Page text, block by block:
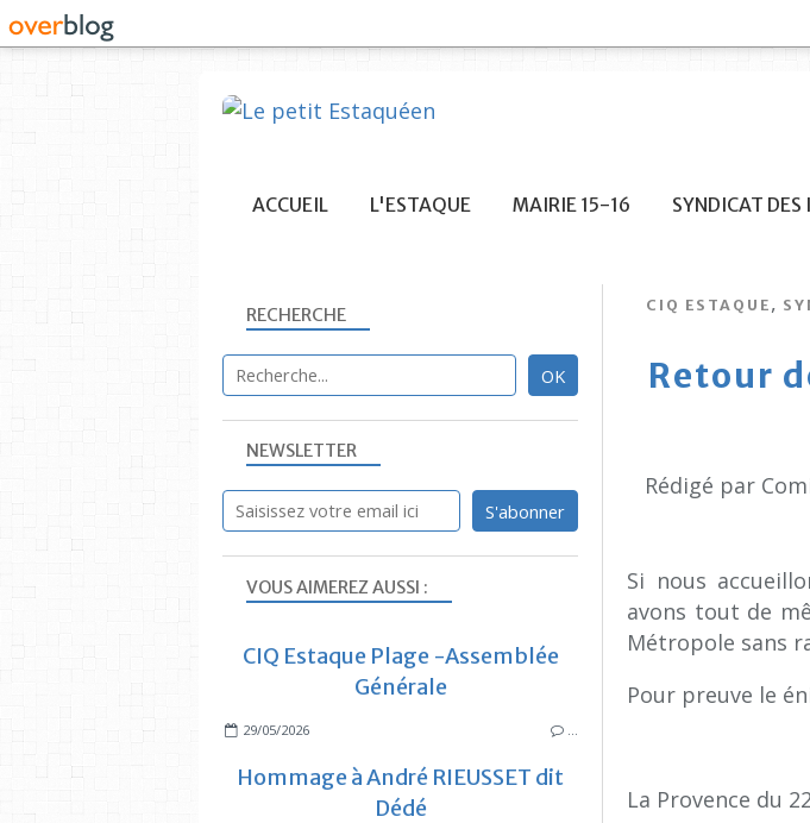
ACCUEIL L'ESTAQUE MAIRIE 15-16 SYNDICAT
CIQ ESTAQUE ,
Retour
Rédigé par
Si nous
avons tout de
Métropole sans
Pour preuve le
La Provence du
NEWSLETTER
RECHERCHE
VOUS AIMEREZ AUSSI :
CIQ Estaque Plage -Assemblée
Générale
29/05/2026
Hommage à André RIEUSSET dit
Dédé